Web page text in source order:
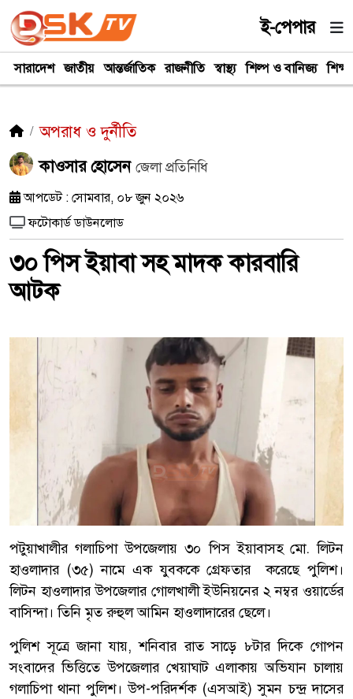
ই-পেপার
সারাদেশ জাতীয় আন্তর্জাতিক রাজনীতি স্বাস্থ্য শিল্প ও বানিজ্য শিক্ষা
অপরাধ ও দুর্নীতি
কাওসার হোসেনজেলা প্রতিনিধি
আপডেট : সোমবার, ০৮ জুন ২০২৬
ফটোকার্ড ডাউনলোড
৩০ পিস ইয়াবা সহ মাদক কারবারি
আটক
পটুয়াখালীর গলাচিপা উপজেলায় ৩০ পিস ইয়াবাসহ মো. লিটন
হাওলাদার (৩৫) নামে এক যুবককে গ্রেফতার করেছে পুলিশ।
লিটন হাওলাদার উপজেলার গোলখালী ইউনিয়নের ২ নম্বর ওয়ার্ডের
বাসিন্দা। তিনি মৃত রুহুল আমিন হাওলাদারের ছেলে।
পুলিশ সূত্রে জানা যায়, শনিবার রাত সাড়ে ৮টার দিকে গোপন
সংবাদের ভিত্তিতে উপজেলার খেয়াঘাট এলাকায় অভিযান চালায়
গলাচিপা থানা পুলিশ। উপ-পরিদর্শক (এসআই) সুমন চন্দ্র দাসের